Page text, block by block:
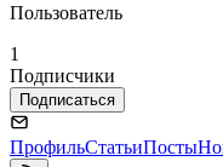
Пользователь
1
Подписчики
Подписаться
ПрофильСтатьиПосты